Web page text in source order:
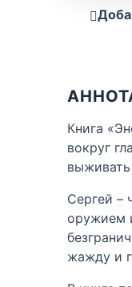
Книга
вокруг
Сергей –
оружием
жажду и